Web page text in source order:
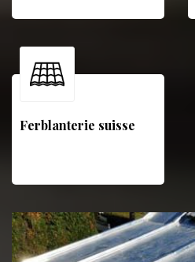
Ferblanterie suisse